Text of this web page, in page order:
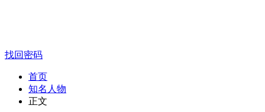
找回密码
首页
知名人物
正文